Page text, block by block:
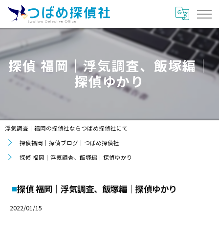
探偵 福岡｜浮気調査、飯塚編｜
探偵ゆかり
浮気調査｜福岡の探偵社ならつばめ探偵社にて
探偵福岡｜探偵ブログ｜つばめ探偵社
探偵 福岡｜浮気調査、飯塚編｜探偵ゆかり
探偵 福岡｜浮気調査、飯塚編｜探偵ゆかり
2022/01/15